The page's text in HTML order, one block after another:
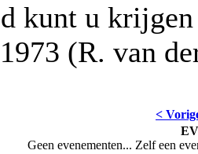
kunt u
(R. van
<
Geen evenementen... Zelf een